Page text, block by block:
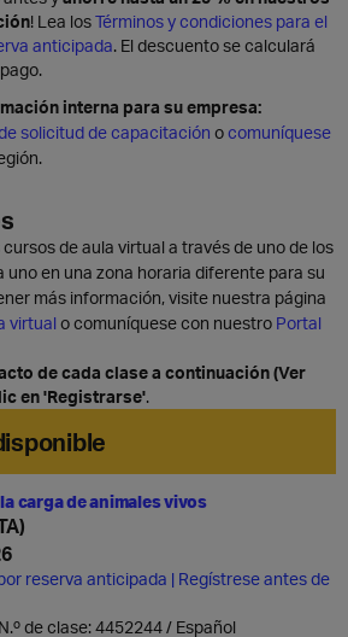
! Lea losTérminos y condiciones para el
anticipada. El descuento se calculará
interna para su empresa:
solicitud de capacitación ocomuníquese
de aula virtual a través de uno de los
uno en una zona horaria diferente para su
más información, visite nuestra página
virtual o comuníquese con nuestro Portal
de cada clase a continuación (Ver
en 'Registrarse'.
carga de animales vivos
reserva anticipada | Regístrese antes de
de clase: 4452244
Español